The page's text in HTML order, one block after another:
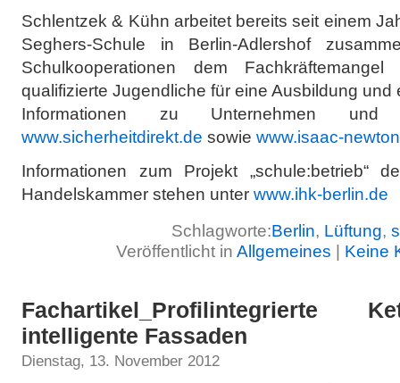
Schlentzek & Kühn arbeitet bereits seit einem
Seghers-Schule in Berlin-Adlershof
Schulkooperationen dem
qualifizierte Jugendliche für eine Ausbildung
Informationen zu Unternehmen
www.sicherheitdirekt.de sowie www.isaac-
Informationen zum Projekt „schule:betrieb“
Handelskammer stehen unter www.ihk-berlin.de
Schlagworte:Berlin, Lüftung,
Veröffentlicht in Allgemeines | Keine
Fachartikel_Profilintegrierte
intelligente Fassaden
Dienstag, 13. November 2012